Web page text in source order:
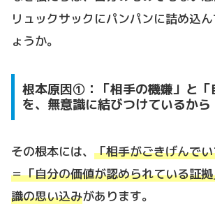
リュックサックにパンパンに詰め込
ょうか。
根本原因①：「相手の機嫌」と「
を、無意識に結びつけているから
その根本には、 「相手がごきげんで
＝「自分の価値が認められている証
識の思い込みがあります。